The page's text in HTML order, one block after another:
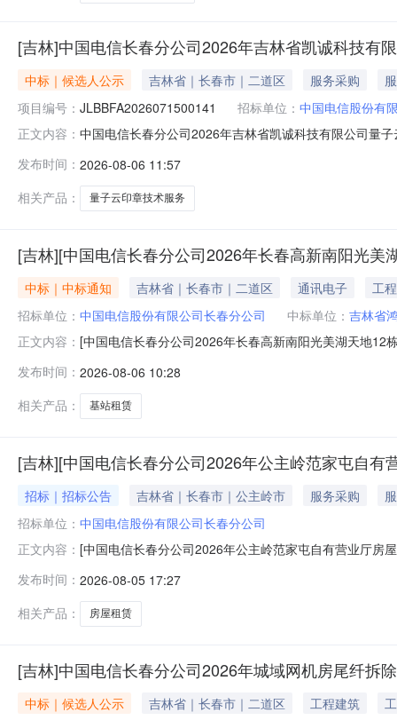
[吉林]中国电信长春分公司2026年吉林省凯诚科技有
中标｜候选人公示 吉林省｜长春市｜二道区 服务采购
项目编号： JLBBFA2026071500141 招标单位： 中国电信股份有
正文内容： 中国电信长春分公司2026年吉林省凯诚科技有限公司量
（一）成交候选人情况：1.第一成交候选人（1）单位名
决响应
发布时间： 2026-08-06 11:57
相关产品：
量子云印章技术服务
[吉林][中国电信长春分公司2026年长春高新南阳光
中标｜中标通知 吉林省｜长春市｜二道区 通讯电子
工程
招标单位： 中国电信股份有限公司长春分公司 中标单位： 吉林省
正文内容： [中国电信长春分公司2026年长春高新南阳光美湖天地
采购条件，拟采取直接采购方式，现进行公示。一、采
发布时间： 2026-08-06 10:28
相关产品：
基站租赁
[吉林][中国电信长春分公司2026年公主岭范家屯自有
招标｜招标公告 吉林省｜长春市｜公主岭市 服务采购
招标单位： 中国电信股份有限公司长春分公司
正文内容： [中国电信长春分公司2026年公主岭范家屯自有营业厅房
2026年公主岭范家屯自有营业厅租赁项目净值总金额
赁日期：2
发布时间： 2026-08-05 17:27
相关产品：
房屋租赁
[吉林]中国电信长春分公司2026年城域网机房尾纤拆
中标｜候选人公示 吉林省｜长春市｜二道区 工程建筑